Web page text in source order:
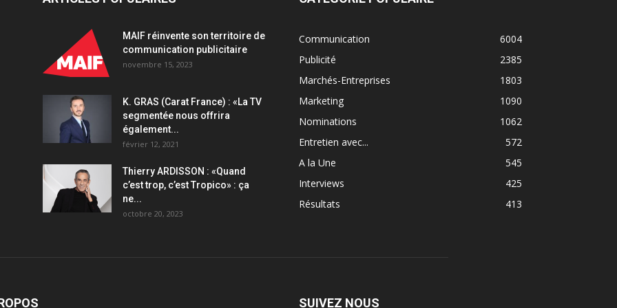
MAIF réinvente son territoire de
communication publicitaire
novembre 15, 2023
K. GRAS (Carat France) : «La TV
segmentée nous offrira
également...
février 12, 2021
Thierry ARDISSON : «Quand
c’est trop, c’est Tropico» : ça
ne...
octobre 20, 2023
Communication
6004
Publicité
2385
Marchés-Entreprises
1803
Marketing
1090
Nominations
1062
Entretien avec...
572
A la Une
545
Interviews
425
Résultats
413
SUIVEZ NOUS